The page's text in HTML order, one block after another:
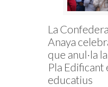
La
Anaya
que anul·la
Pla Edificant
educatius